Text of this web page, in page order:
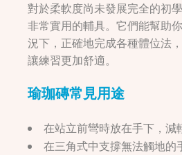
對於柔軟度尚未發展完全的初
非常實用的輔具。它們能幫助
況下，正確地完成各種體位法
讓練習更加舒適。
瑜珈磚常見用途
在站立前彎時放在手下，減
在三角式中支撐無法觸地的